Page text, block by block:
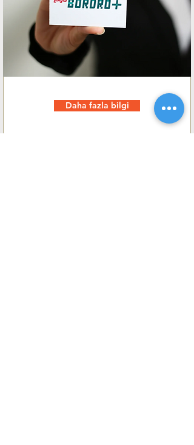
Daha fazla bilgi